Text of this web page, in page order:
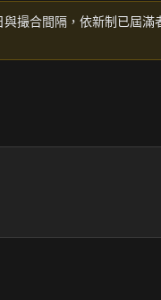
撮合間隔，依新制已屆滿